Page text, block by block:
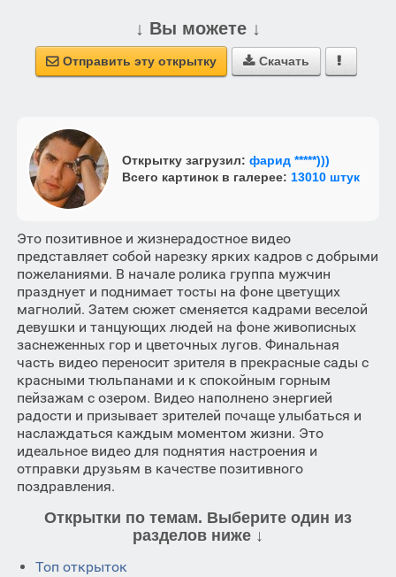
↓ Вы можете ↓
 Отправить эту открытку  Скачать 
Открытку загрузил: фарид *****)))
Всего картинок в галерее: 13010 штук
Это позитивное и жизнерадостное видео
представляет собой нарезку ярких кадров с добрыми
пожеланиями. В начале ролика группа мужчин
празднует и поднимает тосты на фоне цветущих
магнолий. Затем сюжет сменяется кадрами веселой
девушки и танцующих людей на фоне живописных
заснеженных гор и цветочных лугов. Финальная
часть видео переносит зрителя в прекрасные сады с
красными тюльпанами и к спокойным горным
пейзажам с озером. Видео наполнено энергией
радости и призывает зрителей почаще улыбаться и
наслаждаться каждым моментом жизни. Это
идеальное видео для поднятия настроения и
отправки друзьям в качестве позитивного
поздравления.
Открытки по темам. Выберите один из
разделов ниже ↓
Топ открыток